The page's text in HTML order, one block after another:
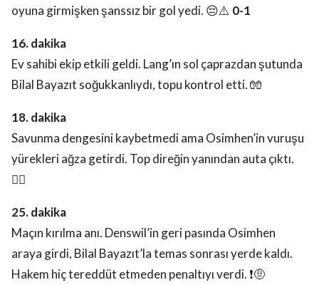
oyuna girmişken şanssız bir gol yedi. 😔⚠️ 0-1
16. dakika
Ev sahibi ekip etkili geldi. Lang’ın sol çaprazdan şutunda
Bilal Bayazıt soğukkanlıydı, topu kontrol etti. 🧤
18. dakika
Savunma dengesini kaybetmedi ama Osimhen’in vuruşu
yürekleri ağza getirdi. Top direğin yanından auta çıktı.
😮‍💨
25. dakika
Maçın kırılma anı. Denswil’in geri pasında Osimhen
araya girdi, Bilal Bayazıt’la temas sonrası yerde kaldı.
Hakem hiç tereddüt etmeden penaltıyı verdi. ❗🤨